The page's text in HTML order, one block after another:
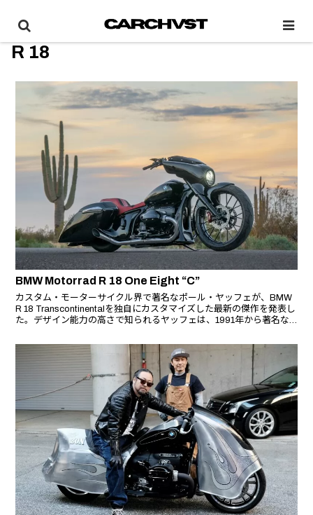
R 18
BMW Motorrad R 18 One Eight “C”
カスタム・モーターサイクル界で著名なポール・ヤッフェが、BMW
R 18 Transcontinentalを独自にカスタマイズした最新の傑作を発表し
た。デザイン能力の高さで知られるヤッフェは、1991年から著名な
を果たしている。彼の最新プロジェクトは、クラシックなホットロッ
ドの美学とBMW独特のエッセンスを融合させたもので、デザイナー
としてのヤッフェの卓越した才能が発揮されている。